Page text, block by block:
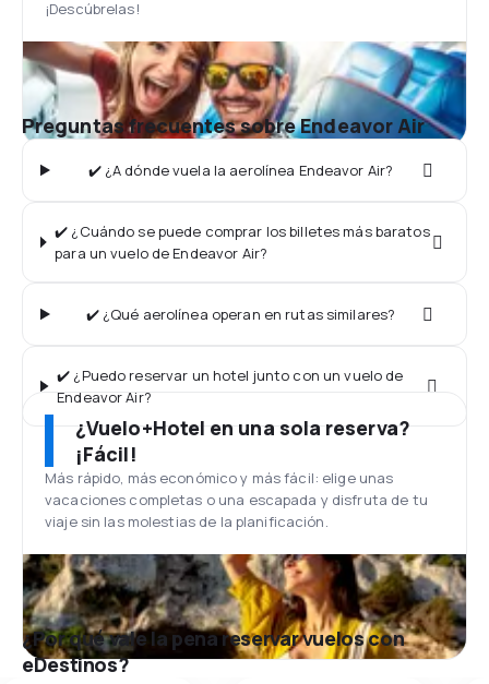
¡Descúbrelas!
Preguntas frecuentes sobre Endeavor Air
✔️ ¿A dónde vuela la aerolínea Endeavor Air?
✔️ ¿Cuándo se puede comprar los billetes más baratos
para un vuelo de Endeavor Air?
✔️ ¿Qué aerolínea operan en rutas similares?
✔️ ¿Puedo reservar un hotel junto con un vuelo de
Endeavor Air?
¿Vuelo+Hotel en una sola reserva?
¡Fácil!
Más rápido, más económico y más fácil: elige unas
vacaciones completas o una escapada y disfruta de tu
viaje sin las molestias de la planificación.
¿Por qué vale la pena reservar vuelos con
eDestinos?